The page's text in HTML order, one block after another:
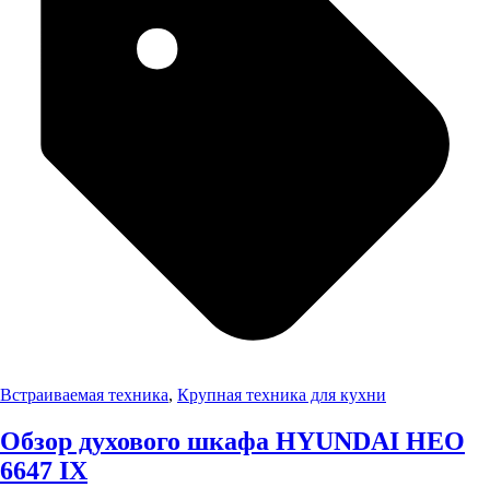
Встраиваемая техника, Крупная техника для кухни
Обзор духового шкафа HYUNDAI HEO
6647 IX